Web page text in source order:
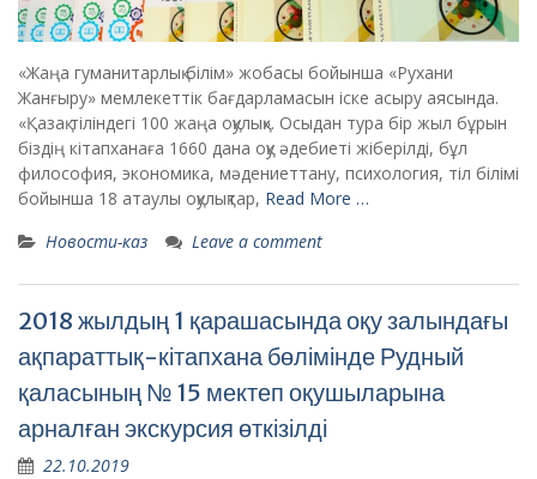
«Жаңа гуманитарлық білім» жобасы бойынша «Рухани
Жанғыру» мемлекеттік бағдарламасын іске асыру аясында.
«Қазақ тіліндегі 100 жаңа оқулық». Осыдан тура бір жыл бұрын
біздің кітапханаға 1660 дана оқу әдебиеті жіберілді, бұл
философия, экономика, мәдениеттану, психология, тіл білімі
бойынша 18 атаулы оқулықтар, Read More …
Новости-каз
Leave a comment
2018 жылдың 1 қарашасында оқу залындағы
ақпараттық-кітапхана бөлімінде Рудный
қаласының № 15 мектеп оқушыларына
арналған экскурсия өткізілді
22.10.2019